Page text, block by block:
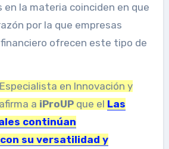
en la materia coinciden en que
por la que empresas
ofrecen este tipo de
en Innovación y
a iProUPque el Las
continúan
su versatilidad y